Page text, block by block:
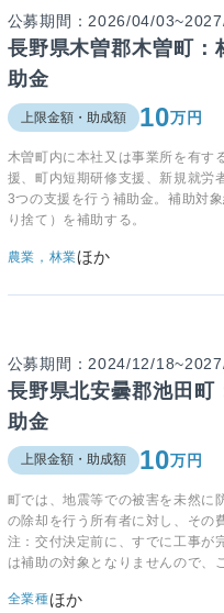
公募期間：2026/04/
長野県木曽郡木曽町：
助金
上限金額・助成額 10万円
木曽町内に本社又は事業所を有す
援、町内短期研修支援、新規就労
3つの支援を行う補助金。補助対
り捨て）を補助する。
農業，林業ほか
公募期間：2024/12/
長野県北安曇郡池田町
助金
上限金額・助成額 10万円
町では、地震等での被害を未然に
の除却を行う所有者に対し、その
注：交付決定前に、すでに工事が
は補助の対象となりませんので、
全業種ほか